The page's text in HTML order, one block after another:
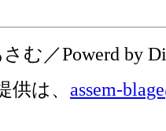
む／Powerd by
は、 assem-